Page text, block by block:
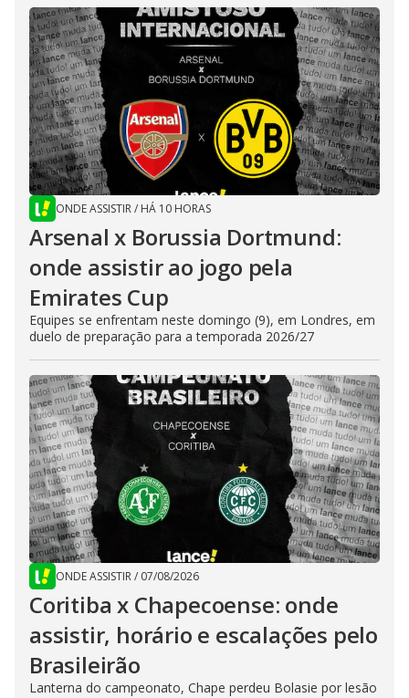
ONDE ASSISTIR/ HÁ 10 HORAS
Arsenal x Borussia Dortmund:
onde assistir ao jogo pela
Emirates Cup
Equipes se enfrentam neste domingo (9), em Londres, em
duelo de preparação para a temporada 2026/27
ONDE ASSISTIR/ 07/08/2026
Coritiba x Chapecoense: onde
assistir, horário e escalações pelo
Brasileirão
Lanterna do campeonato, Chape perdeu Bolasie por lesão